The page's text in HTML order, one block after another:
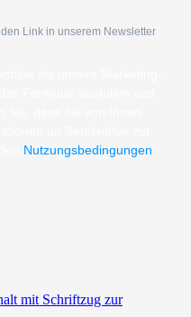
Link in unserem Newsletter
Nutzungsbedingungen